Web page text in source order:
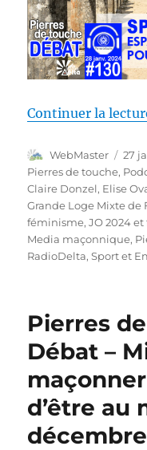
Continuer la
Auteur
WebMaster
le
27
Pierres de touche,
Claire Donzel, Elise
Grande Loge Mixte de
féminisme,JO 2024
Media maçonnique,
RadioDelta,Sport et
Pierres
Débat –
d’être au